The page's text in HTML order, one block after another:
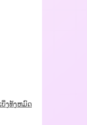
ບິ່ງທັງຫມົດ